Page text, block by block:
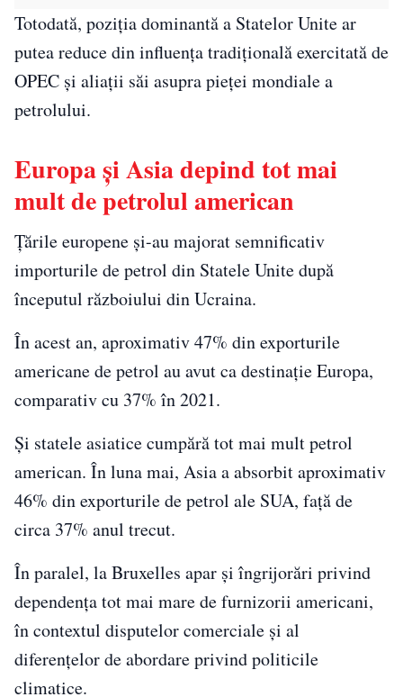
Totodată, poziția dominantă a Statelor Unite ar
putea reduce din influența tradițională exercitată de
OPEC și aliații săi asupra pieței mondiale a
petrolului.
Europa și Asia depind tot mai
mult de petrolul american
Țările europene și-au majorat semnificativ
importurile de petrol din Statele Unite după
începutul războiului din Ucraina.
În acest an, aproximativ 47% din exporturile
americane de petrol au avut ca destinație Europa,
comparativ cu 37% în 2021.
Și statele asiatice cumpără tot mai mult petrol
american. În luna mai, Asia a absorbit aproximativ
46% din exporturile de petrol ale SUA, față de
circa 37% anul trecut.
În paralel, la Bruxelles apar și îngrijorări privind
dependența tot mai mare de furnizorii americani,
în contextul disputelor comerciale și al
diferențelor de abordare privind politicile
climatice.